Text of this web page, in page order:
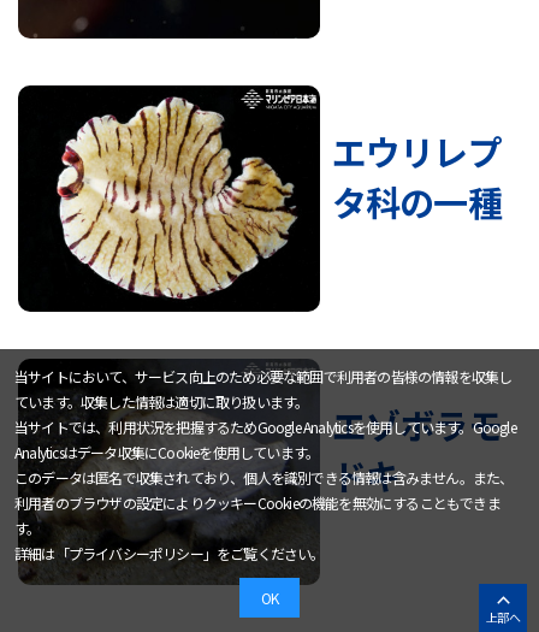
エウリレプ
タ科の一種
エゾボラモ
ドキ
上部へ
当サイトにおいて、サービス向上のため必要な範囲で利用者の皆様の情報を収集し
ています。収集した情報は適切に取り扱います。
当サイトでは、利用状況を把握するためGoogle Analyticsを使用しています。Google
Analyticsはデータ収集にCookieを使用しています。
このデータは匿名で収集されており、個人を識別できる情報は含みません。また、
利用者のブラウザの設定によりクッキーCookieの機能を無効にすることもできま
す。
詳細は「プライバシーポリシー」をご覧ください。
OK